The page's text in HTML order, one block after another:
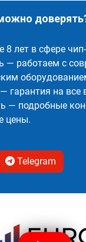
8 лет в сфере
— работаем с
гарантия на все
— подробные
цены.
Telegram